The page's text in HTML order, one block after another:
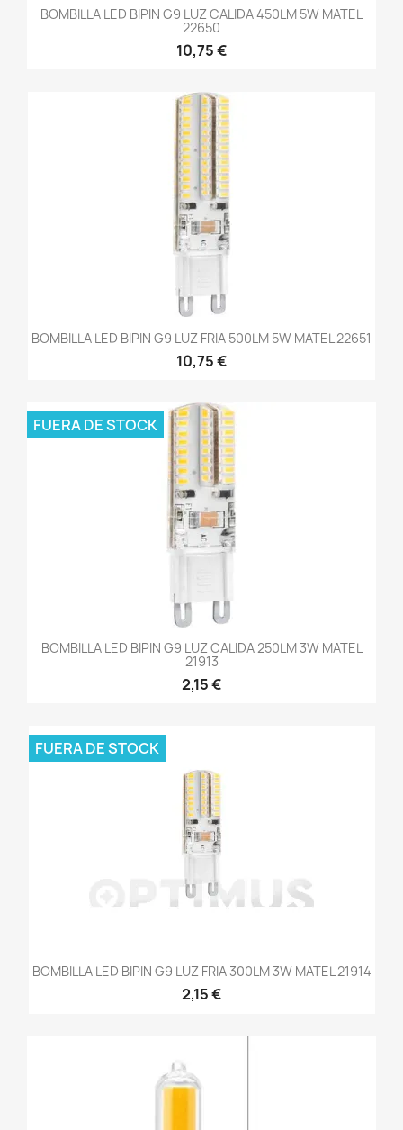
BOMBILLA LED BIPIN G9 LUZ CALIDA 450LM 5W MATEL
22650
10,75 €
BOMBILLA LED BIPIN G9 LUZ FRIA 500LM 5W MATEL 22651
10,75 €
BOMBILLA LED BIPIN G9 LUZ CALIDA 250LM 3W MATEL
21913
2,15 €
FUERA DE STOCK
BOMBILLA LED BIPIN G9 LUZ FRIA 300LM 3W MATEL 21914
2,15 €
FUERA DE STOCK